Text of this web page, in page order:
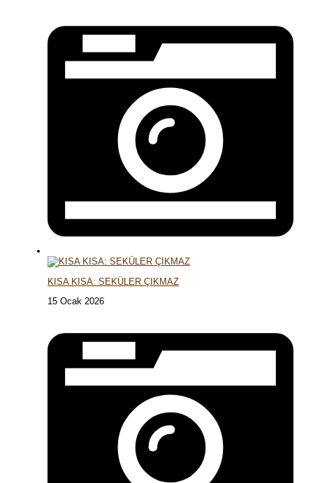
KISA KISA: SEKÜLER ÇIKMAZ
15 Ocak 2026